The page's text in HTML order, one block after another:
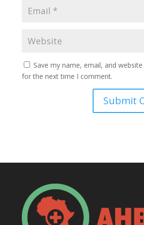
Save my name, email, and
for the next time I comment.